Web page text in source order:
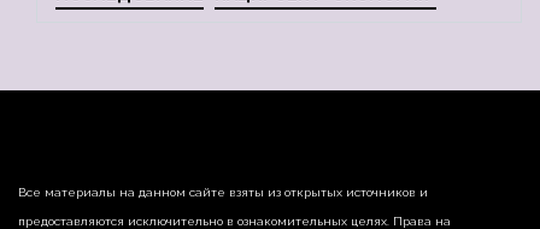
Все материалы на данном сайте взяты из открытых источников и
предоставляются исключительно в ознакомительных целях. Права на